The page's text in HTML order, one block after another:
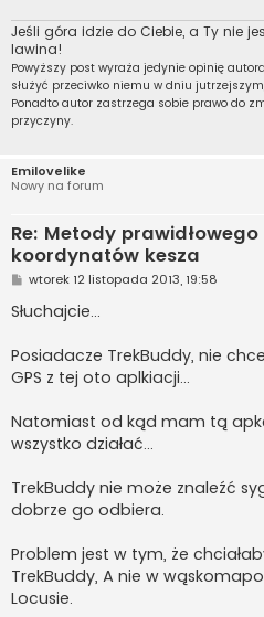
Jeśli góra idzie do Ciebie, a Ty nie
lawina!
Powyższy post wyraża jedynie opinię
służyć przeciwko niemu w dniu
Ponadto autor zastrzega sobie prawo do
przyczyny.
Emilovelike
Nowy na forum
Re: Metody
koordynatów kesza
P
s
t
wtorek 12 listopada 2013, 19:58
Słuchajcie...
Posiadacze TrekBuddy, nie
GPS z tej oto aplkiacji...
Natomiast od kąd mam tą
wszystko działać...
TrekBuddy nie może znaleźć
dobrze go odbiera.
Problem jest w tym, że
TrekBuddy, A nie w
Locusie.